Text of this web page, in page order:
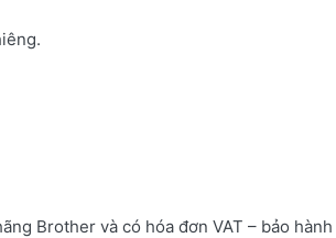
Brother và có hóa đơn VAT – bảo